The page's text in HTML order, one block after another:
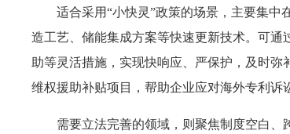
适合采用“小快灵”政策的场景，主要集中
造工艺、储能集成方案等快速更新技术。可
助等灵活措施，实现快响应、严保护，及时
维权援助补贴项目，帮助企业应对海外专利诉
需要立法完善的领域，则聚焦制度空白